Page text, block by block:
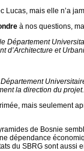
Lucas, mais elle n’a
à nos questions,
Département
d’Architecture et
la direction du projet.
mais seulement
de Bosnie
dépendance
du SBRG sont